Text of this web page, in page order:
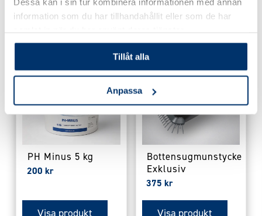
information som du har tillhandahållit eller som de har
Tillåt alla
Anpassa
Visa produkt Visa produkt
PH Minus 5 kg
200kr
Bottensugmunstycke
Exklusiv
375kr